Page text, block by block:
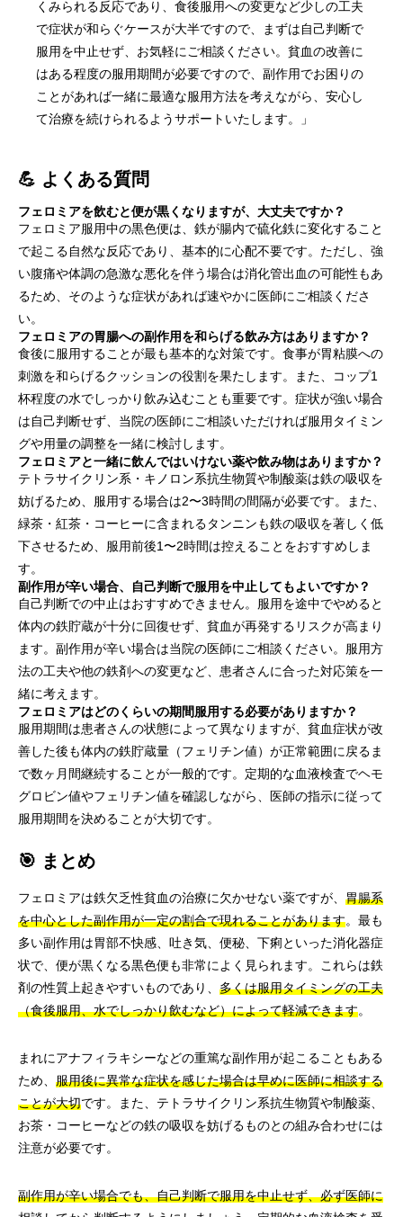
くみられる反応であり、食後服用への変更など少しの工夫
で症状が和らぐケースが大半ですので、まずは自己判断で
服用を中止せず、お気軽にご相談ください。貧血の改善に
はある程度の服用期間が必要ですので、副作用でお困りの
ことがあれば一緒に最適な服用方法を考えながら、安心し
て治療を続けられるようサポートいたします。」
💪 よくある質問
フェロミアを飲むと便が黒くなりますが、大丈夫ですか？
フェロミア服用中の黒色便は、鉄が腸内で硫化鉄に変化すること
で起こる自然な反応であり、基本的に心配不要です。ただし、強
い腹痛や体調の急激な悪化を伴う場合は消化管出血の可能性もあ
るため、そのような症状があれば速やかに医師にご相談くださ
い。
フェロミアの胃腸への副作用を和らげる飲み方はありますか？
食後に服用することが最も基本的な対策です。食事が胃粘膜への
刺激を和らげるクッションの役割を果たします。また、コップ1
杯程度の水でしっかり飲み込むことも重要です。症状が強い場合
は自己判断せず、当院の医師にご相談いただければ服用タイミン
グや用量の調整を一緒に検討します。
フェロミアと一緒に飲んではいけない薬や飲み物はありますか？
テトラサイクリン系・キノロン系抗生物質や制酸薬は鉄の吸収を
妨げるため、服用する場合は2〜3時間の間隔が必要です。また、
緑茶・紅茶・コーヒーに含まれるタンニンも鉄の吸収を著しく低
下させるため、服用前後1〜2時間は控えることをおすすめしま
す。
副作用が辛い場合、自己判断で服用を中止してもよいですか？
自己判断での中止はおすすめできません。服用を途中でやめると
体内の鉄貯蔵が十分に回復せず、貧血が再発するリスクが高まり
ます。副作用が辛い場合は当院の医師にご相談ください。服用方
法の工夫や他の鉄剤への変更など、患者さんに合った対応策を一
緒に考えます。
フェロミアはどのくらいの期間服用する必要がありますか？
服用期間は患者さんの状態によって異なりますが、貧血症状が改
善した後も体内の鉄貯蔵量（フェリチン値）が正常範囲に戻るま
で数ヶ月間継続することが一般的です。定期的な血液検査でヘモ
グロビン値やフェリチン値を確認しながら、医師の指示に従って
服用期間を決めることが大切です。
🎯 まとめ
フェロミアは鉄欠乏性貧血の治療に欠かせない薬ですが、 胃腸系
を中心とした副作用が一定の割合で現れることがあります。最も
多い副作用は胃部不快感、吐き気、便秘、下痢といった消化器症
状で、便が黒くなる黒色便も非常によく見られます。これらは鉄
剤の性質上起きやすいものであり、 多くは服用タイミングの工夫
（食後服用、水でしっかり飲むなど）によって軽減できます。
まれにアナフィラキシーなどの重篤な副作用が起こることもある
ため、 服用後に異常な症状を感じた場合は早めに医師に相談する
ことが大切です。また、テトラサイクリン系抗生物質や制酸薬、
お茶・コーヒーなどの鉄の吸収を妨げるものとの組み合わせには
注意が必要です。
副作用が辛い場合でも、自己判断で服用を中止せず、必ず医師に